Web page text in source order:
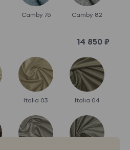
Camby 76 Camby 82
14 850 ₽
Italia 03 Italia 04